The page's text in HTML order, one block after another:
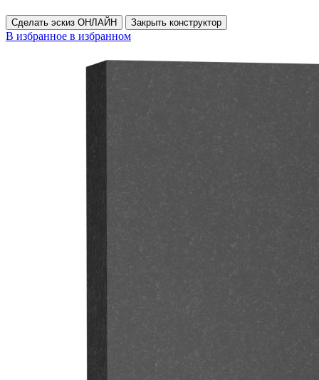
Сделать эскиз ОНЛАЙН Закрыть конструктор
В избранное в избранном